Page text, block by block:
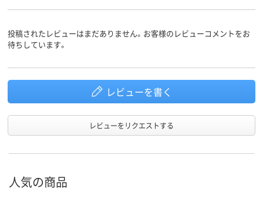
投稿されたレビューはまだありません。お客様のレビューコメントをお
待ちしています。
レビューを書く
レビューをリクエストする
人気の商品